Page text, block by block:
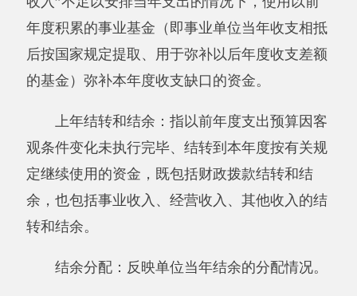
其他有关说明内容无。
第四部分 部门决算报表（见附表）
三、《收入决算表》
四、《支出决算表》